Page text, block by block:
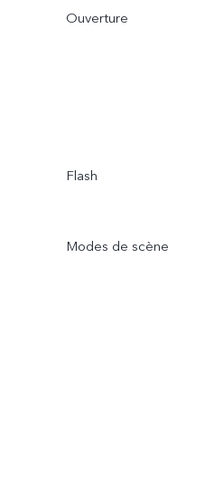
Ouverture
Flash
Modes de scène